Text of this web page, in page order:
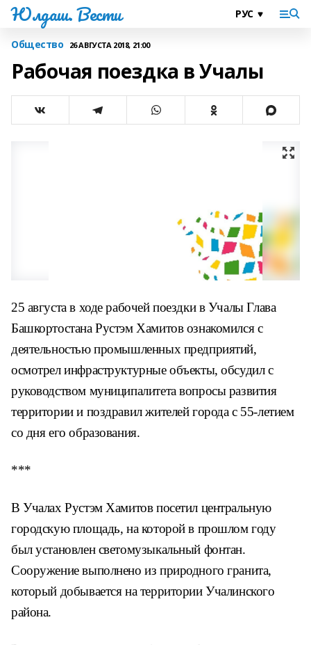
Юлдаш. Вести
Общество 26 АВГУСТА 2018, 21:00
Рабочая поездка в Учалы
25 августа в ходе рабочей поездки в Учалы Глава
Башкортостана Рустэм Хамитов ознакомился с
деятельностью промышленных предприятий,
осмотрел инфраструктурные объекты, обсудил с
руководством муниципалитета вопросы развития
территории и поздравил жителей города с 55-летием
со дня его образования.
***
В Учалах Рустэм Хамитов посетил центральную
городскую площадь, на которой в прошлом году
был установлен светомузыкальный фонтан.
Сооружение выполнено из природного гранита,
который добывается на территории Учалинского
района.